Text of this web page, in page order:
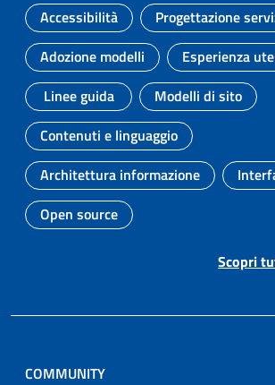
Argomento:
Accessibilità Progettazione
Argomento:
Adozione modelli Esperienza
Argomento:
Linee guida
Argomento:
Modelli di sito
Argomento:
Contenuti e linguaggio
Argomento:
Architettura informazione
Argomento:
Open source
Scopri
COMMUNITY